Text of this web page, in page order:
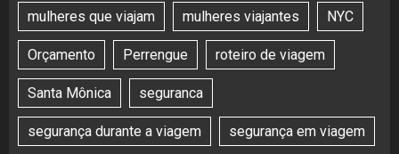
mulheres que viajam mulheres viajantes NYC
Orçamento Perrengue roteiro de viagem
Santa Mônica seguranca
segurança durante a viagem segurança em viagem